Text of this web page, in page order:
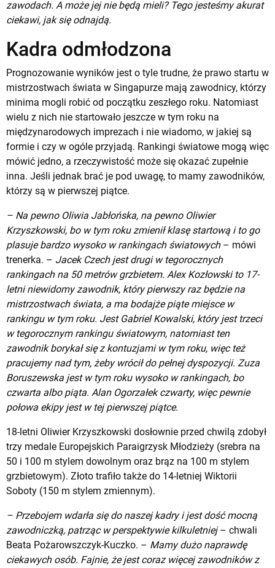
zawodach. A może jej nie będą mieli? Tego jesteśmy akurat
ciekawi, jak się odnajdą.
Kadra odmłodzona
Prognozowanie wyników jest o tyle trudne, że prawo startu w
mistrzostwach świata w Singapurze mają zawodnicy, którzy
minima mogli robić od początku zeszłego roku. Natomiast
wielu z nich nie startowało jeszcze w tym roku na
międzynarodowych imprezach i nie wiadomo, w jakiej są
formie i czy w ogóle przyjadą. Rankingi światowe mogą więc
mówić jedno, a rzeczywistość może się okazać zupełnie
inna. Jeśli jednak brać je pod uwagę, to mamy zawodników,
którzy są w pierwszej piątce.
– Na pewno Oliwia Jabłońska, na pewno Oliwier
Krzyszkowski, bo w tym roku zmienił klasę startową i to go
plasuje bardzo wysoko w rankingach światowych– mówi
trenerka. – Jacek Czech jest drugi w tegorocznych
rankingach na 50 metrów grzbietem. Alex Kozłowski to 17-
letni niewidomy zawodnik, który pierwszy raz będzie na
mistrzostwach świata, a ma bodajże piąte miejsce w
rankingu w tym roku. Jest Gabriel Kowalski, który jest trzeci
w tegorocznym rankingu światowym, natomiast ten
zawodnik borykał się z kontuzjami w tym roku, więc też
pracujemy nad tym, żeby wrócił do pełnej dyspozycji. Zuza
Boruszewska jest w tym roku wysoko w rankingach, bo
czwarta albo piąta. Alan Ogorzałek czwarty, więc pewnie
połowa ekipy jest w tej pierwszej piątce.
18-letni Oliwier Krzyszkowski dosłownie przed chwilą zdobył
trzy medale Europejskich Paraigrzysk Młodzieży (srebra na
50 i 100 m stylem dowolnym oraz brąz na 100 m stylem
grzbietowym). Złoto trafiło także do 14-letniej Wiktorii
Soboty (150 m stylem zmiennym).
– Przebojem wdarła się do naszej kadry i jest dość mocną
zawodniczką, patrząc w perspektywie kilkuletniej– chwali
Beata Pożarowszczyk-Kuczko. – Mamy dużo naprawdę
ciekawych osób. Fajnie, że jest coraz więcej zawodników z